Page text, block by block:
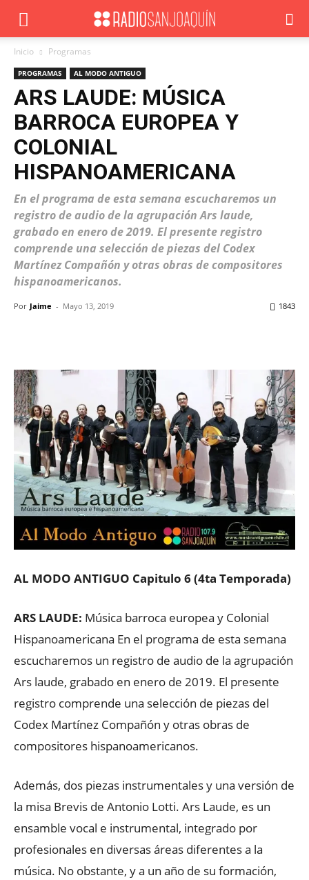
Inicio Programas
PROGRAMAS AL MODO ANTIGUO
ARS LAUDE: MÚSICA
BARROCA EUROPEA Y
COLONIAL
HISPANOAMERICANA
En el programa de esta semana escucharemos un
registro de audio de la agrupación Ars laude,
grabado en enero de 2019. El presente registro
comprende una selección de piezas del Codex
Martínez Compañón y otras obras de compositores
hispanoamericanos.
Por Jaime - Mayo 13, 2019 1843
AL MODO ANTIGUO Capitulo 6 (4ta Temporada)
ARS LAUDE: Música barroca europea y Colonial
Hispanoamericana En el programa de esta semana
escucharemos un registro de audio de la agrupación
Ars laude, grabado en enero de 2019. El presente
registro comprende una selección de piezas del
Codex Martínez Compañón y otras obras de
compositores hispanoamericanos.
Además, dos piezas instrumentales y una versión de
la misa Brevis de Antonio Lotti. Ars Laude, es un
ensamble vocal e instrumental, integrado por
profesionales en diversas áreas diferentes a la
música. No obstante, y a un año de su formación,